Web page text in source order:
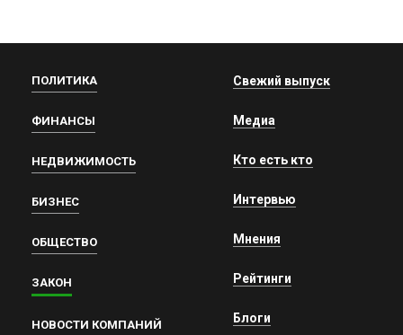
ПОЛИТИКА
ФИНАНСЫ
НЕДВИЖИМОСТЬ
БИЗНЕС
ОБЩЕСТВО
ЗАКОН
НОВОСТИ КОМПАНИЙ
Свежий выпуск
Медиа
Кто есть кто
Интервью
Мнения
Рейтинги
Блоги